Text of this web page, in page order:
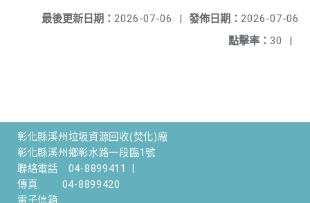
發佈日期： 2026-07-06
最後更新日期： 2026-07-06
|
點擊率： 30 |
彰化縣溪州垃圾資源回收(焚化)廠
彰化縣溪州鄉彰水路一段臨1號
聯絡電話
04-8899411
傳真
04-8899420
電子信箱